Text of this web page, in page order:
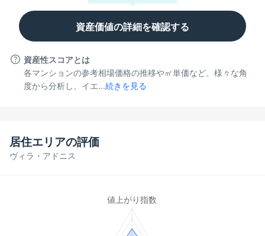
資産価値の詳細を確認する
資産性スコアとは
各マンションの参考相場価格の推移や㎡単価など、様々な角
度から分析し、イエ...続きを見る
ヴィラ・アドニス
居住エリアの評価